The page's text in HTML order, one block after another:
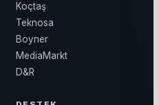
Koçtaş
Teknosa
Boyner
MediaMarkt
D&R